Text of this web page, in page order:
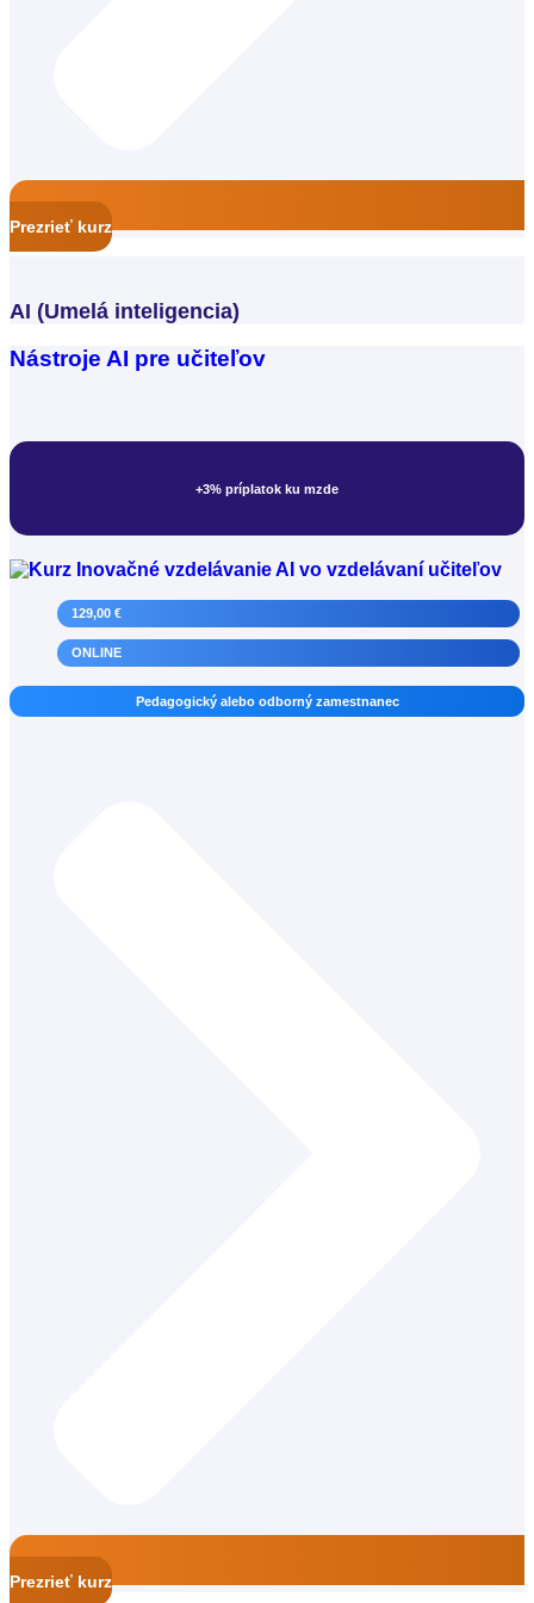
Prezrieť kurz
AI (Umelá inteligencia)
Nástroje AI pre učiteľov
+3% príplatok ku mzde
129,00 €
ONLINE
Pedagogický alebo odborný zamestnanec
Prezrieť kurz